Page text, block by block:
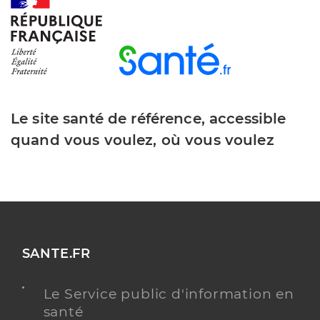
Dr Aubier-Devillierre Myriam
Professionel de santé
Spécialités
Dermatologie et vénéréologie
Adresse
63 Boulevard Victor Hugo, 92200 Neuilly-sur-
Conventionné secteur 2
Dr Kaddour Karima
Le site santé de référence, accessible
quand vous voulez, où vous voulez
SANTE.FR
Le Service public d'information en
santé